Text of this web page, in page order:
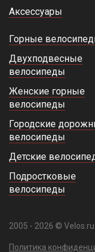
Аксессуары
Горные
Двухподвесные
велосипеды
Женские горные
велосипеды
Городские
велосипеды
Детские
Подростковые
велосипеды
2005 - 2026 ©
Политика